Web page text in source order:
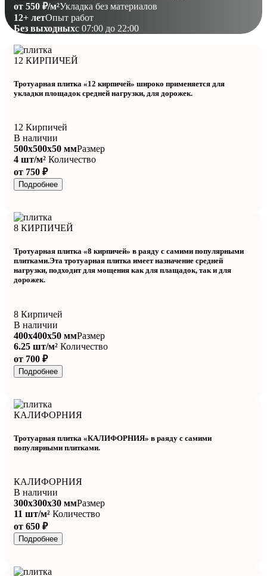
от 550 ₽/м²Укладка без материалов
12+ летОпыт работ
Без выходныхс 07:00 до 22:00
12 КИРПИЧЕЙ
Тротуарная плитка «12 кирпичей» широко применяется для
укладки площадок средней нагрузки, для дорожек.
12 Кирпичей
В наличии
500x500x50 ммРазмер
4 шт/м² Количество
от 750 ₽
Подробнее
8 КИРПИЧЕЙ
Тротуарная плитка «8 кирпичей» в раяду с самими популярными
плитками.Эта тротуарная плитка имеет назначение средней
нагрузки, подходит для мощения как для плащадок, так и для
дорожек.
8 Кирпичей
В наличии
400x400x50 ммРазмер
6.25 шт/м² Количество
от 700 ₽
Подробнее
КАЛИФОРНИЯ
Тротуарная плитка «КАЛИФОРНИЯ» в раяду с самими
популярными плитками.
КАЛИФОРНИЯ
В наличии
300x300x30 ммРазмер
11 шт/м² Количество
от 650 ₽
Подробнее